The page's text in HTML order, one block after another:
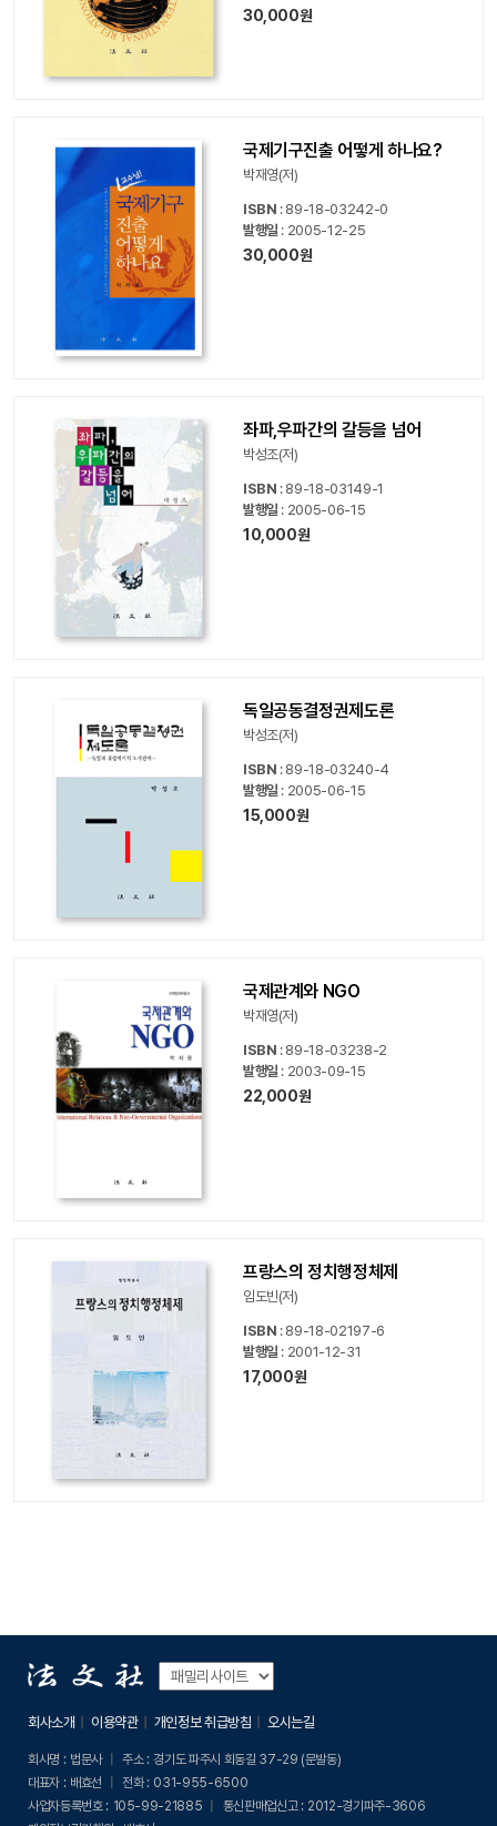
30,000원
국제기구진출 어떻게 하나요?
박재영(저)
ISBN : 89-18-03242-0
발행일 : 2005-12-25
30,000원
좌파,우파간의 갈등을 넘어
박성조(저)
ISBN : 89-18-03149-1
발행일 : 2005-06-15
10,000원
독일공동결정권제도론
박성조(저)
ISBN : 89-18-03240-4
발행일 : 2005-06-15
15,000원
국제관계와 NGO
박재영(저)
ISBN : 89-18-03238-2
발행일 : 2003-09-15
22,000원
프랑스의 정치행정체제
임도빈(저)
ISBN : 89-18-02197-6
발행일 : 2001-12-31
17,000원
회사소개 이용약관 개인정보 취급방침 오시는길
회사명 : 법문사 주소 : 경기도 파주시 회동길 37-29 (문발동)
대표자 : 배효선 전화 : 031-955-6500
사업자등록번호 : 105-99-21885 통신판매업신고 : 2012-경기파주-3606